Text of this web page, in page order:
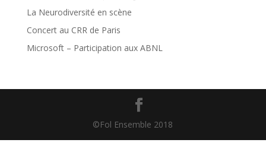
La Neurodiversité en scène
Concert au CRR de Paris
Microsoft – Participation aux ABNL
©Fol Ensemble 2018